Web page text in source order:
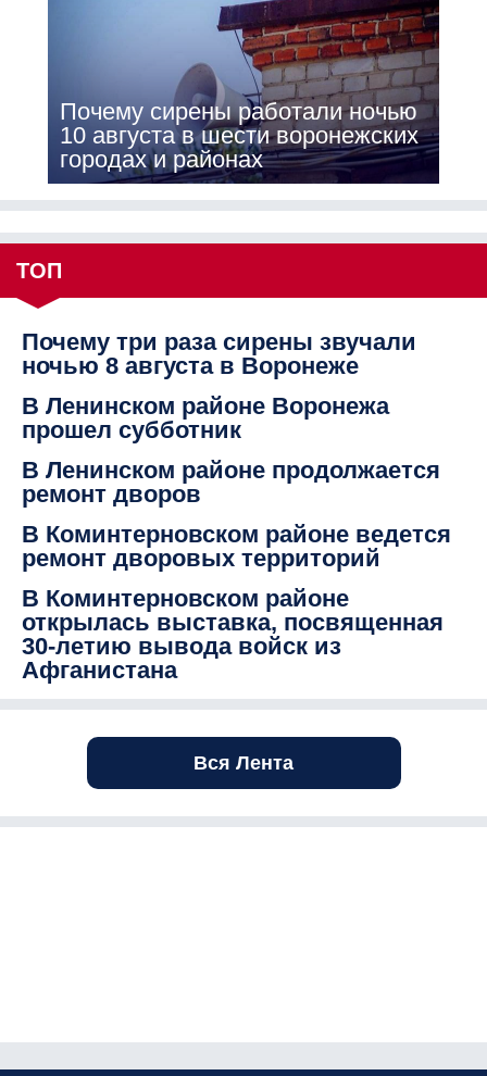
Почему сирены работали ночью
10 августа в шести воронежских
городах и районах
ТОП
Почему три раза сирены звучали
ночью 8 августа в Воронеже
В Ленинском районе Воронежа
прошел субботник
В Ленинском районе продолжается
ремонт дворов
В Коминтерновском районе ведется
ремонт дворовых территорий
В Коминтерновском районе
открылась выставка, посвященная
30-летию вывода войск из
Афганистана
Вся Лента